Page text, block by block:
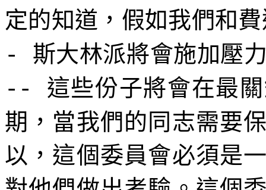
定的知道，假如我們和
- 斯大林派將會施加壓
-- 這些份子將會在最
期，當我們的同志需要
以，這個委員會必須是